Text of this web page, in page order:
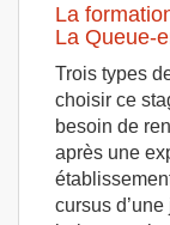
La
La Queue-
Trois types
choisir ce
besoin de
après une
cursus